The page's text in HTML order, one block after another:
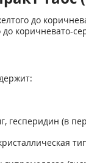
до
коричневато-
гесперидин (в